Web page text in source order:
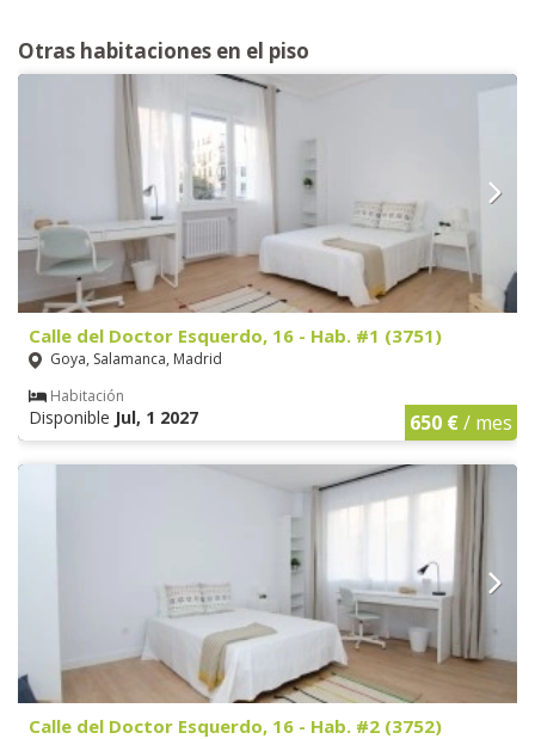
Otras habitaciones en el piso
Calle del Doctor Esquerdo, 16 - Hab. #1 (3751)
Goya, Salamanca, Madrid
Habitación
Disponible Jul, 1 2027 650 €/ mes
Calle del Doctor Esquerdo, 16 - Hab. #2 (3752)